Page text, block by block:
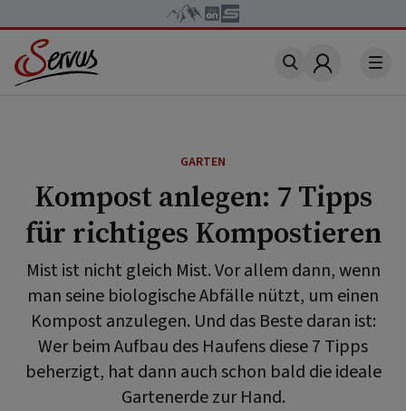
Account
GARTEN
Kompost anlegen: 7 Tipps
für richtiges Kompostieren
Mist ist nicht gleich Mist. Vor allem dann, wenn
man seine biologische Abfälle nützt, um einen
Kompost anzulegen. Und das Beste daran ist:
Wer beim Aufbau des Haufens diese 7 Tipps
beherzigt, hat dann auch schon bald die ideale
Gartenerde zur Hand.